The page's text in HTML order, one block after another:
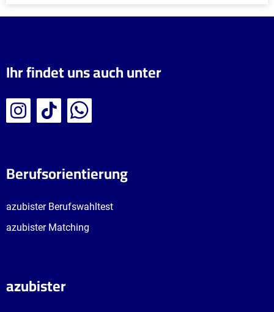
Ihr findet uns auch unter
Berufsorientierung
azubister Berufswahltest
azubister Matching
azubister